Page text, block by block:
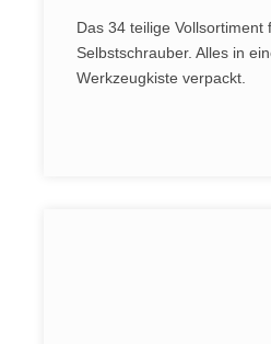
Das 34 teilige
Selbstschrauber. Alles in
Werkzeugkiste verpackt.